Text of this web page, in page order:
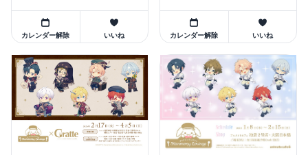
カレンダー解除 いいね カレンダー解除 いいね